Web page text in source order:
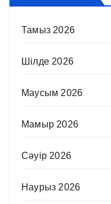
Тамыз 2026
Шілде 2026
Маусым 2026
Мамыр 2026
Сәуір 2026
Наурыз 2026